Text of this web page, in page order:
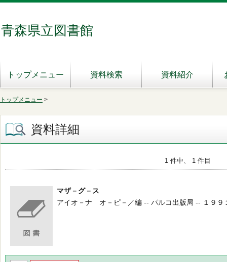
青森県立図書館
トップメニュー 資料検索 資料紹介
トップメニュー >
資料詳細
1 件中、 1 件目
マザ－グ－ス
アイオ－ナ オ－ピ－／編 -- パルコ出版局 -- １９９